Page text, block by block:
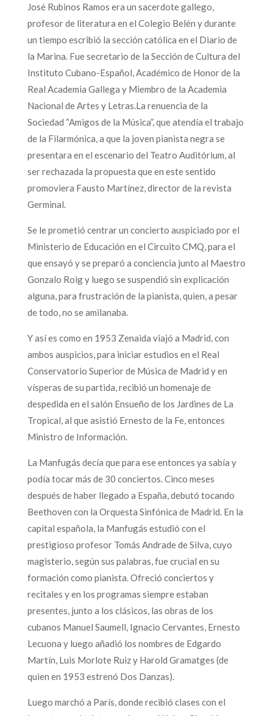
José Rubinos Ramos era un sacerdote gallego,
profesor de literatura en el Colegio Belén y durante
un tiempo escribió la sección católica en el Diario de
la Marina. Fue secretario de la Sección de Cultura del
Instituto Cubano-Español, Académico de Honor de la
Real Academia Gallega y Miembro de la Academia
Nacional de Artes y Letras.La renuencia de la
Sociedad “Amigos de la Música”, que atendía el trabajo
de la Filarmónica, a que la joven pianista negra se
presentara en el escenario del Teatro Auditórium, al
ser rechazada la propuesta que en este sentido
promoviera Fausto Martínez, director de la revista
Germinal.
Se le prometió centrar un concierto auspiciado por el
Ministerio de Educación en el Circuito CMQ, para el
que ensayó y se preparó a conciencia junto al Maestro
Gonzalo Roig y luego se suspendió sin explicación
alguna, para frustración de la pianista, quien, a pesar
de todo, no se amilanaba.
Y así es como en 1953 Zenaida viajó a Madrid, con
ambos auspicios, para iniciar estudios en el Real
Conservatorio Superior de Música de Madrid y en
vísperas de su partida, recibió un homenaje de
despedida en el salón Ensueño de los Jardines de La
Tropical, al que asistió Ernesto de la Fe, entonces
Ministro de Información.
La Manfugás decía que para ese entonces ya sabía y
podía tocar más de 30 conciertos. Cinco meses
después de haber llegado a España, debutó tocando
Beethoven con la Orquesta Sinfónica de Madrid. En la
capital española, la Manfugás estudió con el
prestigioso profesor Tomás Andrade de Silva, cuyo
magisterio, según sus palabras, fue crucial en su
formación como pianista. Ofreció conciertos y
recitales y en los programas siempre estaban
presentes, junto a los clásicos, las obras de los
cubanos Manuel Saumell, Ignacio Cervantes, Ernesto
Lecuona y luego añadió los nombres de Edgardo
Martín, Luis Morlote Ruiz y Harold Gramatges (de
quien en 1953 estrenó Dos Danzas).
Luego marchó a París, donde recibió clases con el